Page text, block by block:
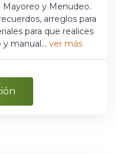
Mayoreo y Menudeo.
arreglos para
para que realices
manual... ver más